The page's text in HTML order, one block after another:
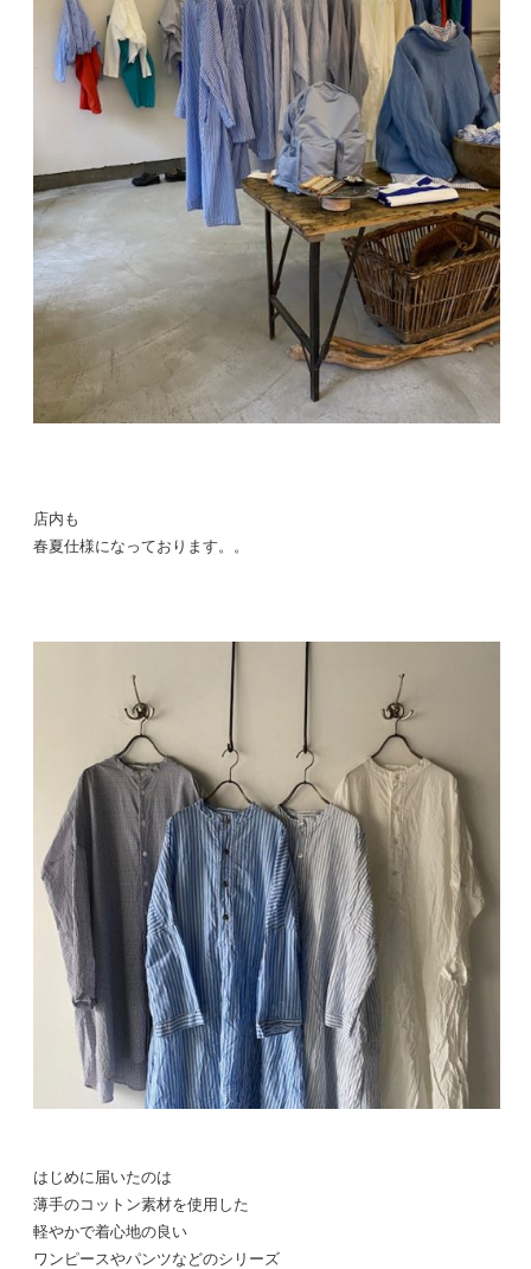
店内も
春夏仕様になっております。。
はじめに届いたのは
薄手のコットン素材を使用した
軽やかで着心地の良い
ワンピースやパンツなどのシリーズ